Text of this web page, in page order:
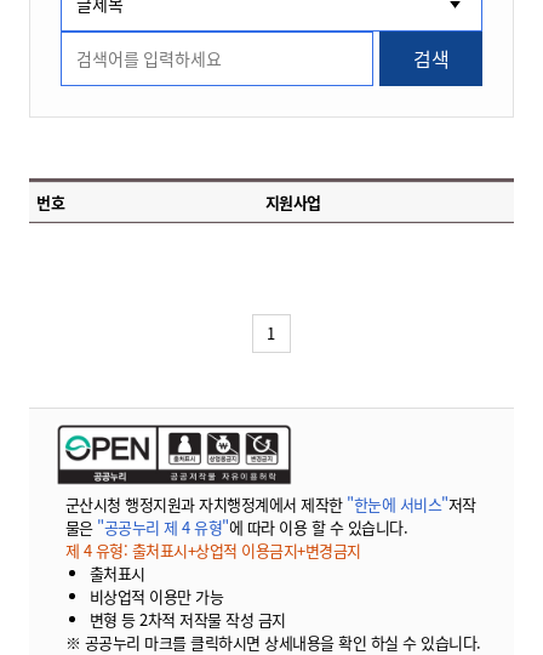
검색
번호 지원사업
1
군산시청 행정지원과 자치행정계에서 제작한 "한눈에 서비스"저작
물은 "공공누리 제 4 유형"에 따라 이용 할 수 있습니다.
제 4 유형: 출처표시+상업적 이용금지+변경금지
출처표시
비상업적 이용만 가능
변형 등 2차적 저작물 작성 금지
※ 공공누리 마크를 클릭하시면 상세내용을 확인 하실 수 있습니다.